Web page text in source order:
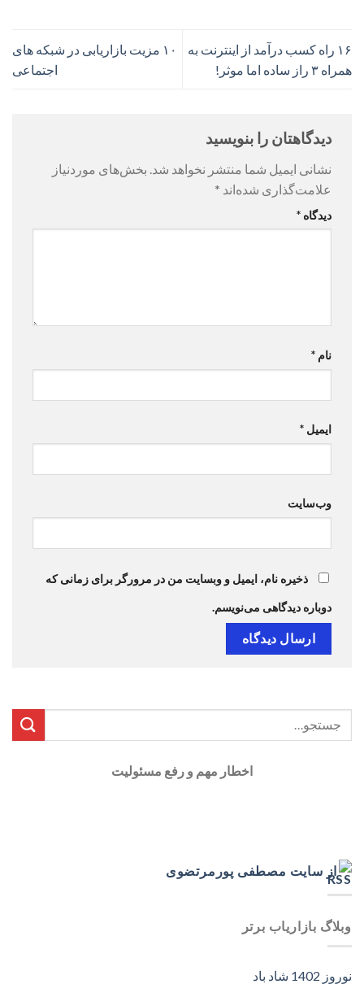
۱۶ راه کسب درآمد از اینترنت به
همراه ۳ راز ساده اما موثر!
۱۰ مزیت بازاریابی در شبکه های
اجتماعی
دیدگاهتان را بنویسید
نشانی ایمیل شما منتشر نخواهد شد. بخش‌های موردنیاز
علامت‌گذاری شده‌اند *
دیدگاه *
نام *
ایمیل *
وب‌سایت
ذخیره نام، ایمیل و وبسایت من در مرورگر برای زمانی که
دوباره دیدگاهی می‌نویسم.
اخطار مهم و رفع مسئولیت
از سایت مصطفی پورمرتضوی
وبلاگ بازاریاب برتر
نوروز 1402 شاد باد